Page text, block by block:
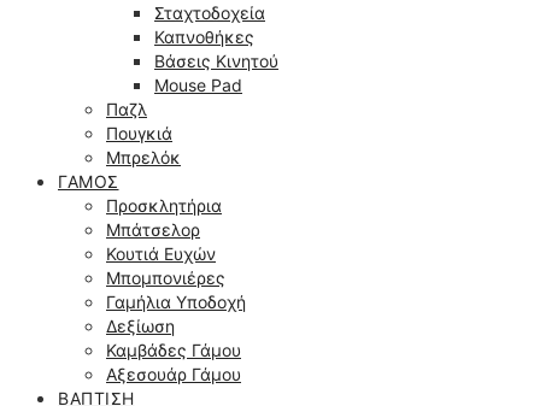
Σταχτοδοχεία
Καπνοθήκες
Βάσεις Κινητού
Mouse Pad
Παζλ
Πουγκιά
Μπρελόκ
ΓΆΜΟΣ
Προσκλητήρια
Μπάτσελορ
Κουτιά Ευχών
Μπομπονιέρες
Γαμήλια Υποδοχή
Δεξίωση
Καμβάδες Γάμου
Αξεσουάρ Γάμου
ΒΆΠΤΙΣΗ